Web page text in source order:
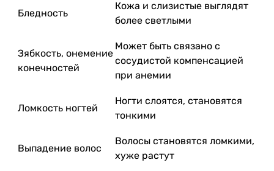
Бледность
Кожа и слизистые выглядят
более светлыми
Зябкость, онемение
конечностей
Может быть связано с
сосудистой компенсацией
при анемии
Ломкость ногтей
Ногти слоятся, становятся
тонкими
Выпадение волос
Волосы становятся ломкими,
хуже растут